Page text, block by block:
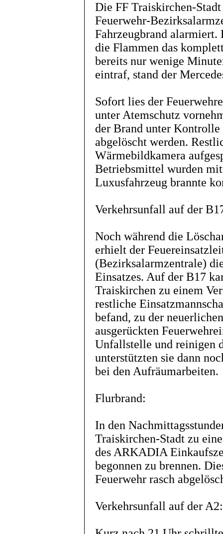
Die FF Traiskirchen-
Feuerwehr-
Fahrzeugbrand
die Flammen das
bereits nur wenige
eintraf, stand der
Sofort lies der
unter Atemschutz
der Brand unter
abgelöscht werden.
Wärmebildkamera
Betriebsmittel wurden
Luxusfahrzeug brannte
Verkehrsunfall auf der
Noch während die
erhielt der
(Bezirksalarmzentrale)
Einsatzes. Auf der B17
Traiskirchen zu einem
restliche
befand, zu der
ausgerückten
Unfallstelle und reinigen
unterstützten sie dann
bei den Aufräumarbeiten.
Flurbrand:
In den
Traiskirchen-Stadt zu
des ARKADIA
begonnen zu brennen.
Feuerwehr rasch
Verkehrsunfall auf der A2: